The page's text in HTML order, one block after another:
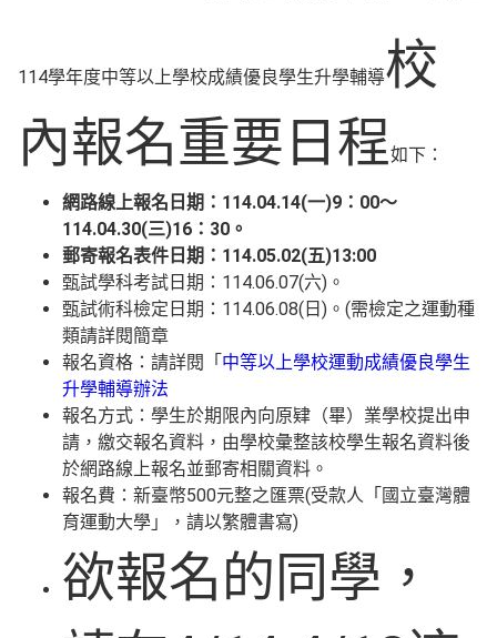
114學年度中等以上學校成績優良學生升學輔導校
內報名重要日程 如下：
網路線上報名日期：114.04.14(一)9：00～
114.04.30(三)16：30。
郵寄報名表件日期：114.05.02(五)13:00
甄試學科考試日期：114.06.07(六)。
甄試術科檢定日期：114.06.08(日)。(需檢定之運動種
類請詳閱簡章
報名資格：請詳閱「 中等以上學校運動成績優良學生
升學輔導辦法
報名方式：學生於期限內向原肄（畢）業學校提出申
請，繳交報名資料，由學校彙整該校學生報名資料後
於網路線上報名並郵寄相關資料。
報名費：新臺幣500元整之匯票(受款人「國立臺灣體
育運動大學」，請以繁體書寫)
欲報名的同學，